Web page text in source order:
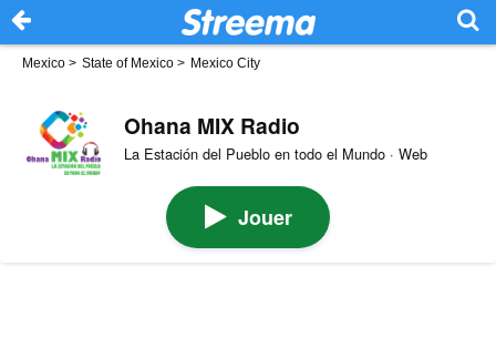
Mexico > State of Mexico > Mexico City
Ohana MIX Radio
La Estación del Pueblo en todo el Mundo · Web
Jouer